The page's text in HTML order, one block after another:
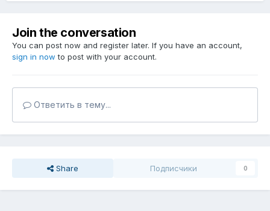
Join the conversation
You can post now and register later. If you have an account,
sign in now to post with your account.
Ответить в тему...
Share Подписчики 0